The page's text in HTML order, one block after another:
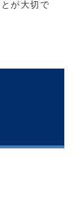
が大切で